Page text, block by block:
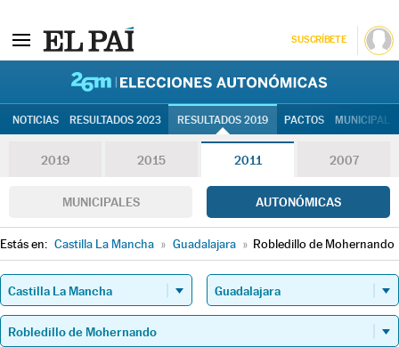
SUSCRÍBETE
NOTICIAS RESULTADOS 2023 RESULTADOS 2019 PACTOS
2019 2015 2011 2007
MUNICIPALES AUTONÓMICAS
Estás en: Castilla La Mancha » Guadalajara » Robledillo de Mohernando